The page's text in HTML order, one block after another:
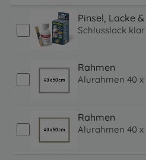
Pinsel, Lacke &
Schlusslack
Rahmen
Alurahmen 40
Rahmen
Alurahmen 40 x